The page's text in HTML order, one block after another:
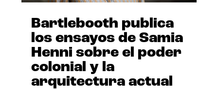
Bartlebooth publica
los ensayos de Samia
Henni sobre el poder
colonial y la
arquitectura actual